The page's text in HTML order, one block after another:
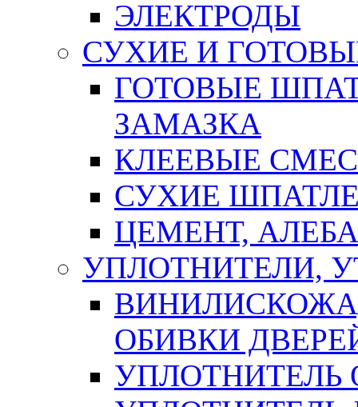
ЭЛЕКТРОДЫ
СУХИЕ И
ГОТОВЫЕ
ЗАМАЗКА
КЛЕЕВЫЕ
СУХИЕ
ЦЕМЕНТ,
УПЛОТНИТЕЛИ,
ОБИВКИ
УПЛОТНИТЕЛЬ